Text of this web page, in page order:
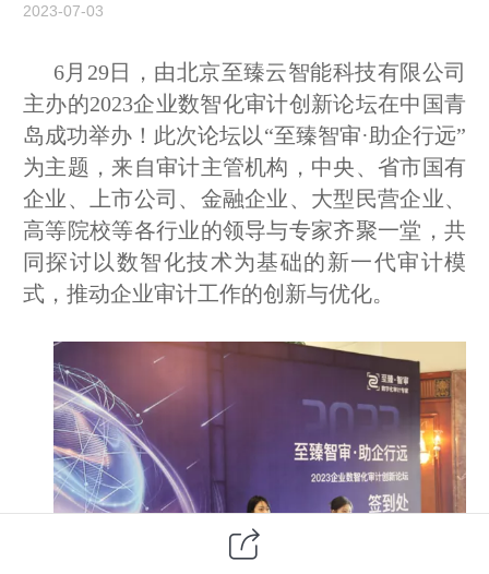
2023-07-03
6月29日，由北京至臻云智能科技有限公司
主办的2023企业数智化审计创新论坛在中国青
岛成功举办！此次论坛以“至臻智审·助企行远”
为主题，来自审计主管机构，中央、省市国有
企业、上市公司、金融企业、大型民营企业、
高等院校等各行业的领导与专家齐聚一堂，共
同探讨以数智化技术为基础的新一代审计模
式，推动企业审计工作的创新与优化。